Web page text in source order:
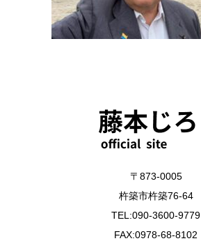
〒873-0005
杵築市杵築76-64
TEL:090-3600-9779
FAX:0978-68-8102